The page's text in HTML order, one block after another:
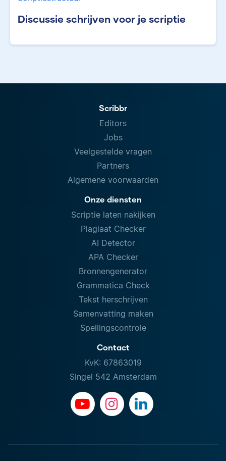
Discussie schrijven voor je scriptie
Scribbr
Editors
Jobs
Veelgestelde vragen
Partners
Algemene voorwaarden
Onze diensten
Scriptie laten nakijken
Plagiaat Checker
AI Detector
APA Checker
Bronnengenerator
Grammatica Check
Tekst herschrijven
Samenvatting maken
Spellingscontrole
Contact
KvK: 67863019
Singel 542 Amsterdam